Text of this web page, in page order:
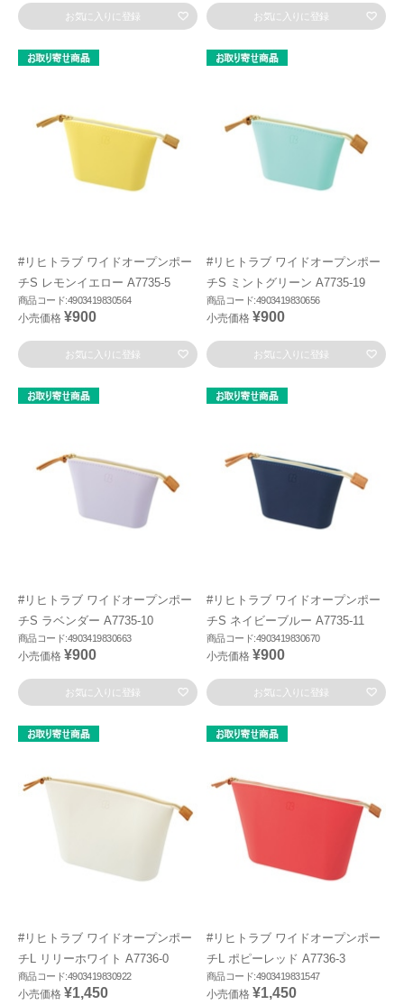
お気に入りに登録 お気に入りに登録
#リヒトラブ ワイドオープンポー
チS レモンイエロー A7735-5
商品コード:4903419830564
小売価格 ¥900
お気に入りに登録
#リヒトラブ ワイドオープンポー
チS ミントグリーン A7735-19
商品コード:4903419830656
小売価格 ¥900
お気に入りに登録
#リヒトラブ ワイドオープンポー
チS ラベンダー A7735-10
商品コード:4903419830663
小売価格 ¥900
お気に入りに登録
#リヒトラブ ワイドオープンポー
チS ネイビーブルー A7735-11
商品コード:4903419830670
小売価格 ¥900
お気に入りに登録
#リヒトラブ ワイドオープンポー
チL リリーホワイト A7736-0
商品コード:4903419830922
小売価格 ¥1,450
#リヒトラブ ワイドオープンポー
チL ポピーレッド A7736-3
商品コード:4903419831547
小売価格 ¥1,450